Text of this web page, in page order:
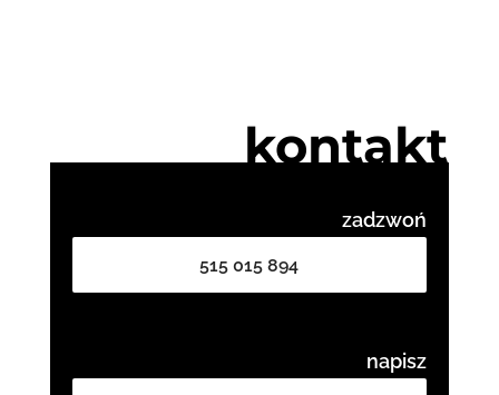
kontakt
zadzwoń
515 015 894
napisz